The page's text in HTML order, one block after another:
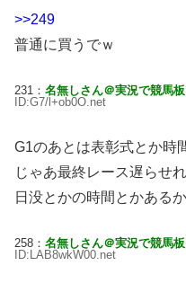
>>249
普通に買うでｗ
231： 名無しさん＠実況で競馬
ID:G7/l+ob0O.net
G1のあとは表彰式とか時
じゃあ最終レース遅らせ
日没とかの時間とかある
258： 名無しさん＠実況で競馬
ID:LAB8wkW00.net